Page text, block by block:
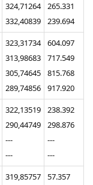
324,71264
332,40839
265.331
239.694
323,31734
313,98683
305,74645
289,74856
604.097
717.549
815.768
917.920
322,13519
290,44749
---
---
238.392
298.876
---
---
319,85757
57.357